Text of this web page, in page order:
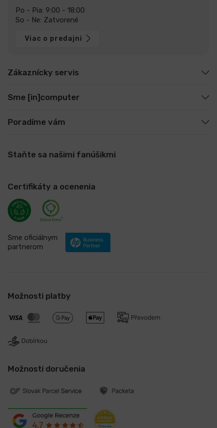
Po - Pia: 9:00 - 18:00
So - Ne: Zatvorené
Viac o predajni
Zákaznícky servis
Sme [in]computer
Poradíme vám
Staňte sa našimi fanúšikmi
Certifikáty a ocenenia
Sme oficiálnym
partnerom
Možnosti platby
Možnosti doručenia